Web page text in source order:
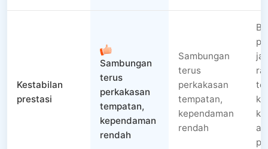
Kestabilan
prestasi
Sambungan
terus
perkakasan
tempatan,
kependaman
rendah
Sambungan
terus
perkakasan
tempatan,
kependaman
rendah